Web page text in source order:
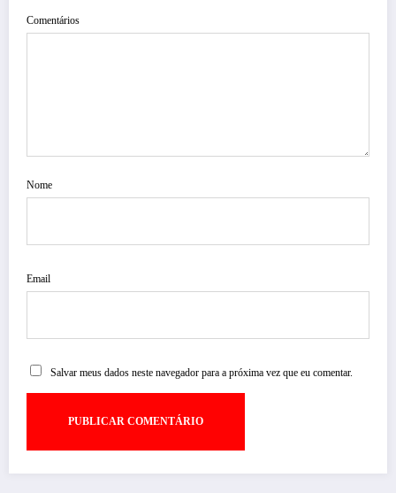
Comentários
Nome
Email
Salvar meus dados neste navegador para a próxima vez que eu comentar.